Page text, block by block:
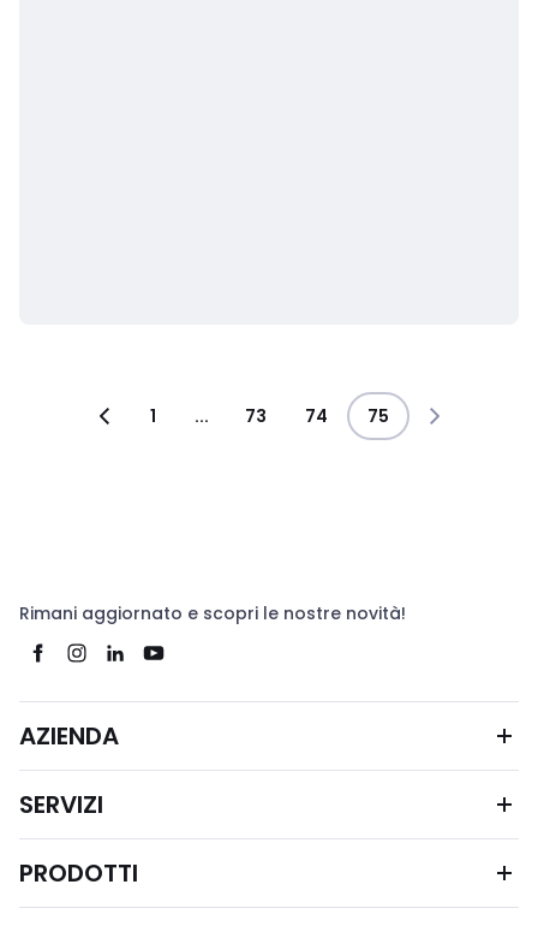
1 ... 73 74 75
Rimani aggiornato e scopri le nostre novità!
AZIENDA
SERVIZI
PRODOTTI